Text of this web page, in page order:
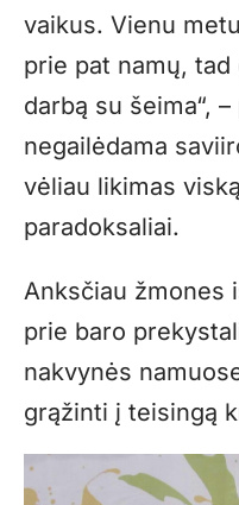
vaikus. Vienu
prie pat namų,
darbą su šeima“,
negailėdama
vėliau likimas
paradoksaliai.
Anksčiau žmones
prie baro
nakvynės
grąžinti į teisingą